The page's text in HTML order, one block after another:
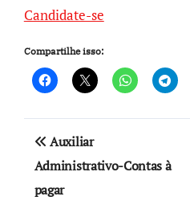
Candidate-se
Compartilhe isso:
Navegação
de
Post
Auxiliar
Administrativo-Contas à
pagar